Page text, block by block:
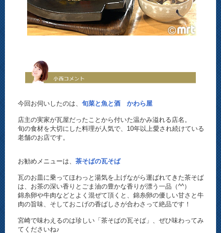
今回お伺いしたのは、旬菜と魚と酒 かわら屋
店主の実家が瓦屋だったことから付いた温かみ溢れる店名。
旬の食材を大切にした料理が人気で、10年以上愛され続けている
老舗のお店です。
お勧めメニューは、茶そばの瓦そば
瓦のお皿に乗ってほわっと湯気を上げながら運ばれてきた茶そば
は、お茶の深い香りとごま油の豊かな香りが漂う一品（^^）
錦糸卵や牛肉などとよく混ぜて頂くと、錦糸卵の優しい甘さと牛
肉の旨味、そしておこげの香ばしさが合わさって絶品です！
宮崎で味わえるのは珍しい「茶そばの瓦そば」、ぜひ味わってみ
てくださいね♪